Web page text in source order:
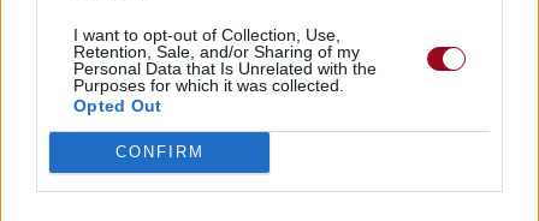
I want to opt-out of Collection, Use,
Retention, Sale, and/or Sharing of my
Personal Data that Is Unrelated with the
Purposes for which it was collected.
Opted Out
CONFIRM